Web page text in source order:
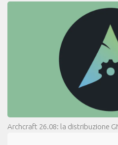
Archcraft 26.08: la distribuzione